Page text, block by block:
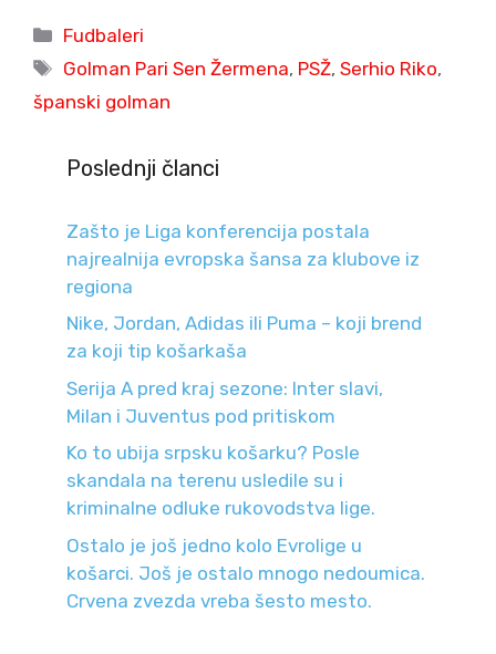
Categories
Fudbaleri
Tags
Golman Pari Sen Žermena, PSŽ,Serhio Riko,
španski golman
Poslednji članci
Zašto je Liga konferencija postala
najrealnija evropska šansa za klubove iz
regiona
Nike, Jordan, Adidas ili Puma – koji brend
za koji tip košarkaša
Serija A pred kraj sezone: Inter slavi,
Milan i Juventus pod pritiskom
Ko to ubija srpsku košarku? Posle
skandala na terenu usledile su i
kriminalne odluke rukovodstva lige.
Ostalo je još jedno kolo Evrolige u
košarci. Još je ostalo mnogo nedoumica.
Crvena zvezda vreba šesto mesto.